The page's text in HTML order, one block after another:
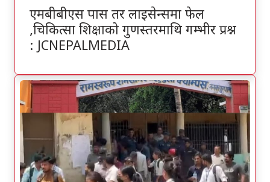
एमबीबीएस पास तर लाइसेन्समा फेल
,चिकित्सा शिक्षाको गुणस्तरमाथि गम्भीर प्रश्न
: JCNEPALMEDIA